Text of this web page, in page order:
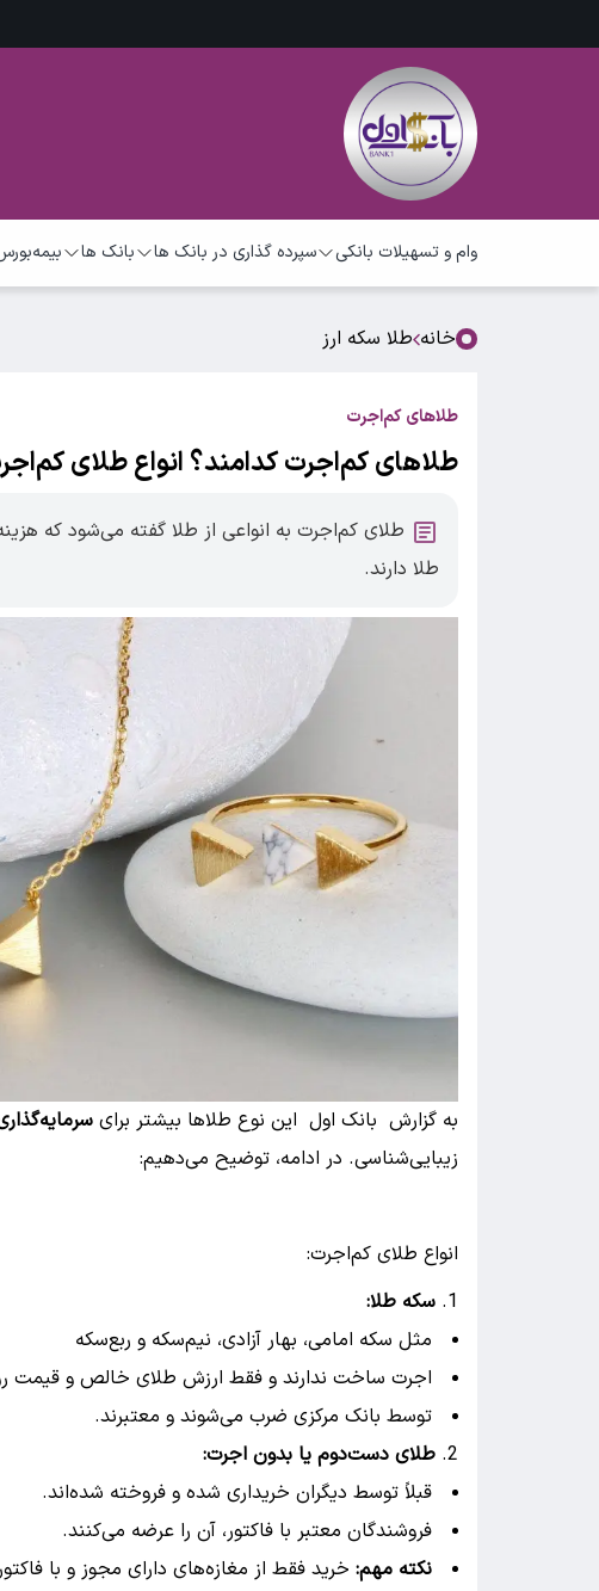
وام و تسهیلات بانکی سپرده گذاری در بانک ها بانک ها بیمه
خانه طلا سکه ارز
طلاهای کم‌اجرت
طلاهای کم‌اجرت کدامند؟ انواع طلای
طلای کم‌اجرت به انواعی از طلا گفته می‌شود که
طلا دارند.
به گزارش بانک اول این نوع طلاها بیشتر برای
زیبایی‌شناسی. در ادامه، توضیح می‌دهیم:
انواع طلای کم‌اجرت:
سکه طلا:
مثل سکه امامی، بهار آزادی، نیم‌سکه و ربع‌سکه
اجرت ساخت ندارند و فقط ارزش طلای خالص و قیمت
توسط بانک مرکزی ضرب می‌شوند و معتبرند.
طلای دست‌دوم یا بدون اجرت:
قبلاً توسط دیگران خریداری شده و فروخته شده‌اند.
فروشندگان معتبر با فاکتور، آن را عرضه می‌کنند.
نکته مهم: خرید فقط از مغازه‌های دارای مجوز و با